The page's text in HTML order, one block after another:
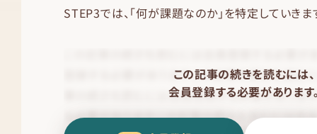
STEP3では、「何が課題なのか」を特定していきま
この記事の続きを読むには、
会員登録する必要があります